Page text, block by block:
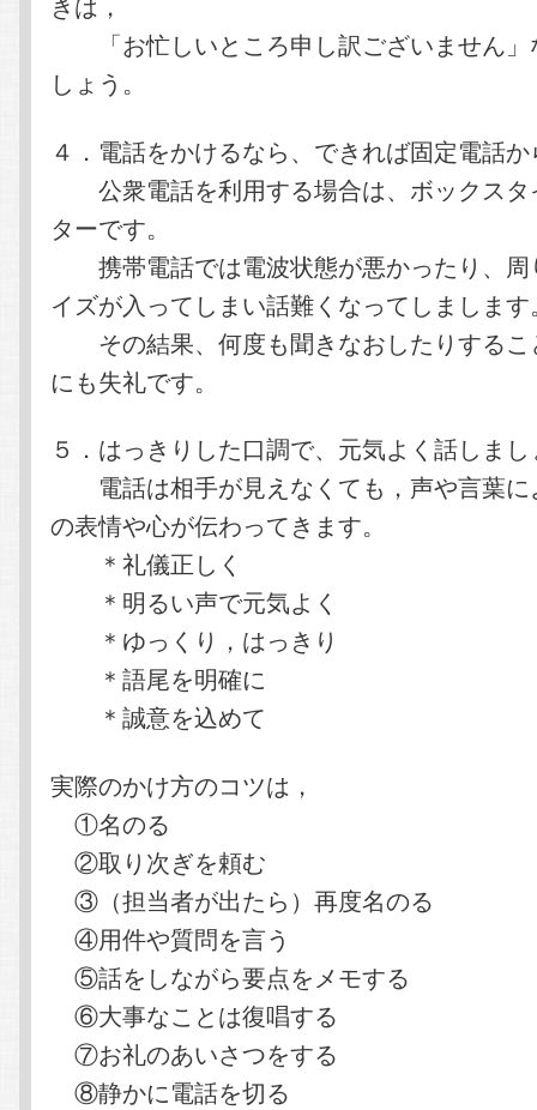
「お忙しいところ申し訳ございません」
しょう。
４．電話をかけるなら、できれば固定電話
公衆電話を利用する場合は、ボックスタ
ターです。
携帯電話では電波状態が悪かったり、周
イズが入ってしまい話難くなってしまします
その結果、何度も聞きなおしたりするこ
にも失礼です。
５．はっきりした口調で、元気よく話しま
電話は相手が見えなくても，声や言葉に
の表情や心が伝わってきます。
＊礼儀正しく
＊明るい声で元気よく
＊ゆっくり，はっきり
＊語尾を明確に
＊誠意を込めて
実際のかけ方のコツは，
①名のる
②取り次ぎを頼む
③（担当者が出たら）再度名のる
④用件や質問を言う
⑤話をしながら要点をメモする
⑥大事なことは復唱する
⑦お礼のあいさつをする
⑧静かに電話を切る